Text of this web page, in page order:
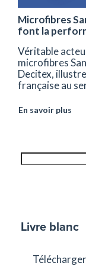
Microfibres
font la
Véritable
microfibres
Decitex,
française au
En savoir plus
Livre blanc